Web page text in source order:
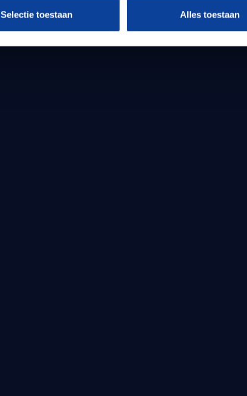
Selectie toestaan Alles toestaan